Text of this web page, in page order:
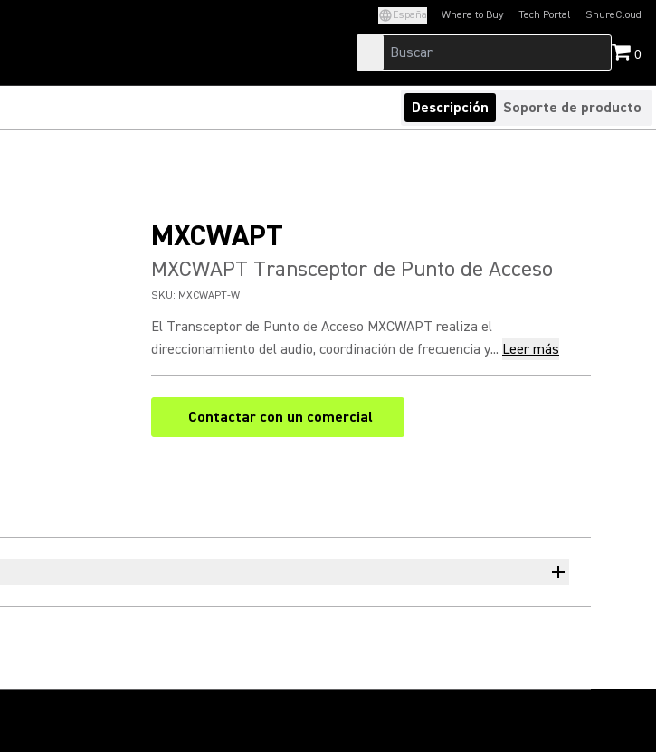
España Where to Buy Tech Portal
(Opens in a new tab)ShureCloud
(Opens in a new
0
Descripción Soporte de producto
MXCWAPT
MXCWAPT Transceptor de Punto de Acceso
SKU: MXCWAPT-W
El Transceptor de Punto de Acceso MXCWAPT realiza el
direccionamiento del audio, coordinación de frecuencia y... Leer más
Contactar con un comercial